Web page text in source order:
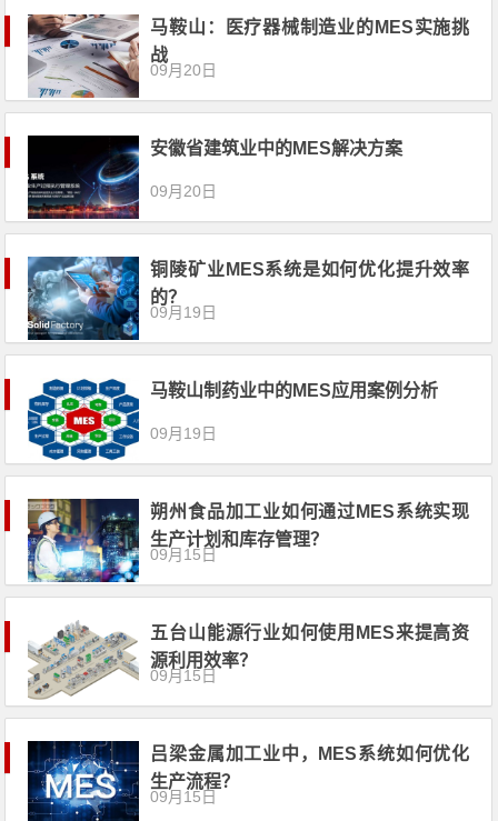
马鞍山：医疗器械制造业的MES实施挑
战
09月20日
安徽省建筑业中的MES解决方案
09月20日
铜陵矿业MES系统是如何优化提升效率
的？
09月19日
马鞍山制药业中的MES应用案例分析
09月19日
朔州食品加工业如何通过MES系统实现
生产计划和库存管理？
09月15日
五台山能源行业如何使用MES来提高资
源利用效率？
09月15日
吕梁金属加工业中，MES系统如何优化
生产流程？
09月15日